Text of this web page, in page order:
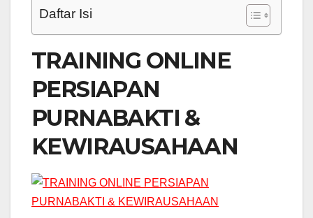
Daftar Isi
TRAINING ONLINE
PERSIAPAN
PURNABAKTI &
KEWIRAUSAHAAN